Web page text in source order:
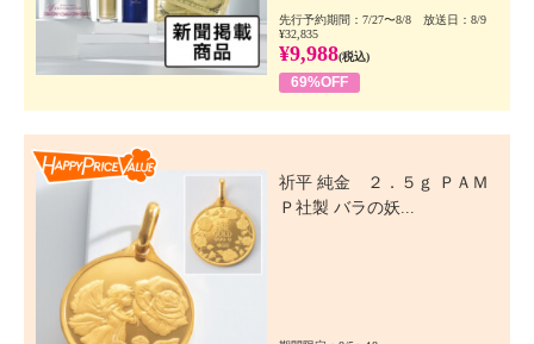
先行予約期間：7/27〜8/8 放送日：8/9
¥32,835
¥9,988(税込)
69%OFF
祈平 純金 ２．５ｇ ＰＡＭ
Ｐ社製 バラの妖...